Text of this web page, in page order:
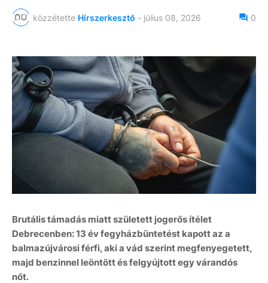
közzétette Hírszerkesztő - július 08, 2026 0
Brutális támadás miatt született jogerős ítélet
Debrecenben: 13 év fegyházbüntetést kapott az a
balmazújvárosi férfi, aki a vád szerint megfenyegetett,
majd benzinnel leöntött és felgyújtott egy várandós
nőt.